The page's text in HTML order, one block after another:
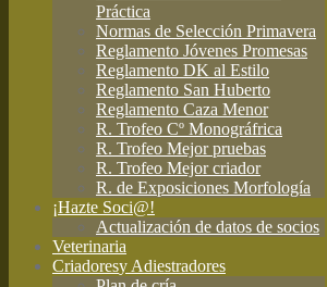
Práctica
Normas de Selección Primavera
Reglamento Jóvenes Promesas
Reglamento DK al Estilo
Reglamento San Huberto
Reglamento Caza Menor
R. Trofeo Cº Monográfrica
R. Trofeo Mejor pruebas
R. Trofeo Mejor criador
R. de Exposiciones Morfología
¡Hazte Soci@!
Actualización de datos de socios
Veterinaria
Criadoresy Adiestradores